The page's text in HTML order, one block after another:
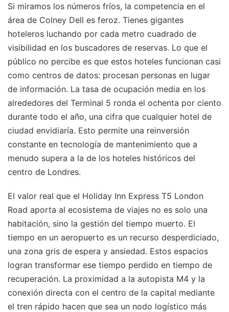
Si miramos los números fríos, la competencia en el
área de Colney Dell es feroz. Tienes gigantes
hoteleros luchando por cada metro cuadrado de
visibilidad en los buscadores de reservas. Lo que el
público no percibe es que estos hoteles funcionan casi
como centros de datos: procesan personas en lugar
de información. La tasa de ocupación media en los
alrededores del Terminal 5 ronda el ochenta por ciento
durante todo el año, una cifra que cualquier hotel de
ciudad envidiaría. Esto permite una reinversión
constante en tecnología de mantenimiento que a
menudo supera a la de los hoteles históricos del
centro de Londres.
El valor real que el Holiday Inn Express T5 London
Road aporta al ecosistema de viajes no es solo una
habitación, sino la gestión del tiempo muerto. El
tiempo en un aeropuerto es un recurso desperdiciado,
una zona gris de espera y ansiedad. Estos espacios
logran transformar ese tiempo perdido en tiempo de
recuperación. La proximidad a la autopista M4 y la
conexión directa con el centro de la capital mediante
el tren rápido hacen que sea un nodo logístico más